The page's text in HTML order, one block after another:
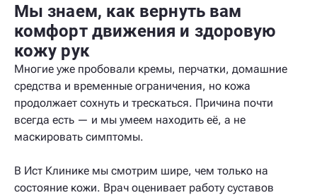
Мы знаем, как вернуть вам
комфорт движения и здоровую
кожу рук
Многие уже пробовали кремы, перчатки, домашние
средства и временные ограничения, но кожа
продолжает сохнуть и трескаться. Причина почти
всегда есть — и мы умеем находить её, а не
маскировать симптомы.
В Ист Клинике мы смотрим шире, чем только на
состояние кожи. Врач оценивает работу суставов